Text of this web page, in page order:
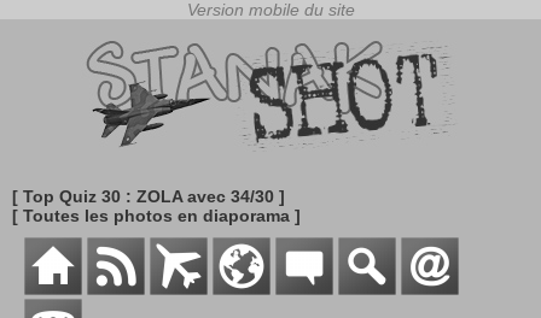
[ Top Quiz 30 : ZOLA avec 34/30 ]
[ Toutes les photos en diaporama ]